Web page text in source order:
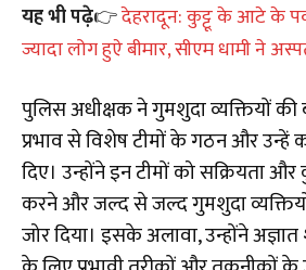
यह भी पढ़े👉देहरादून: कुट्टू के आटे के
ज्यादा लोग हुऐ बीमार, सीएम धामी ने
पुलिस अधीक्षक ने गुमशुदा व्यक्तियों
प्रभाव से विशेष टीमों के गठन और उन्हें
दिए। उन्होंने इन टीमों को सक्रियता
करने और जल्द से जल्द गुमशुदा
जोर दिया। इसके अलावा, उन्होंने